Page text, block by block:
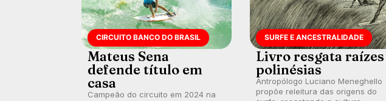
CIRCUITO BANCO DO BRASIL
Mateus Sena
defende título em
casa
Campeão do circuito em 2024 na
SURFE E ANCESTRALIDADE
Livro resgata raízes
polinésias
Antropólogo Luciano Meneghello
propõe releitura das origens do